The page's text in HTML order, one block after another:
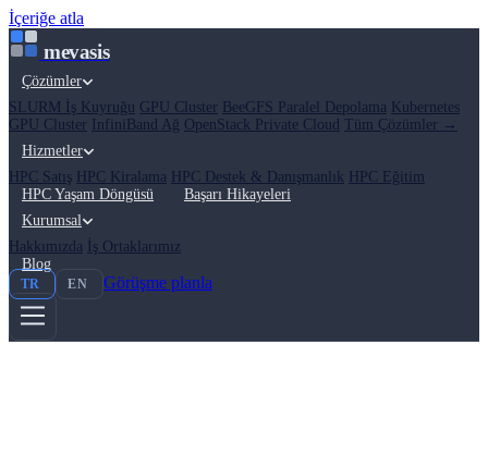
İçeriğe atla
mevasis
Çözümler
SLURM İş Kuyruğu GPU Cluster BeeGFS Paralel Depolama Kubernetes
GPU Cluster
InfiniBand Ağ OpenStack Private Cloud Tüm Çözümler →
Hizmetler
HPC Satış
HPC Kiralama HPC Destek & Danışmanlık
HPC Eğitim
HPC Yaşam Döngüsü
Başarı Hikayeleri
Kurumsal
Hakkımızda
İş Ortaklarımız
Blog
TR EN Görüşme planla